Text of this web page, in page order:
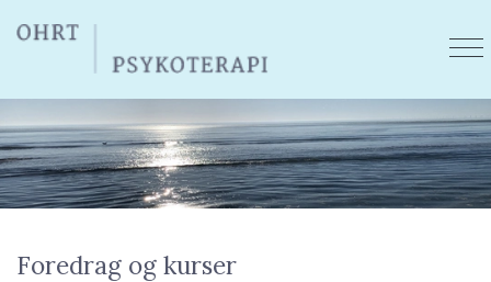
Foredrag og kurser